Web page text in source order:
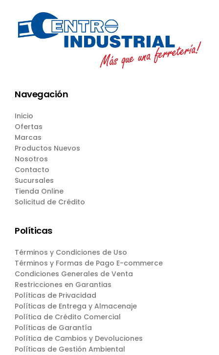
Navegación
Inicio
Ofertas
Marcas
Productos Nuevos
Nosotros
Contacto
Sucursales
Tienda Online
Solicitud de Crédito
Políticas
Términos y Condiciones de Uso
Términos y Formas de Pago E-commerce
Condiciones Generales de Venta
Restricciones en Garantias
Políticas de Privacidad
Políticas de Entrega y Almacenaje
Política de Crédito Comercial
Políticas de Garantía
Política de Cambios y Devoluciones
Políticas de Gestión Ambiental